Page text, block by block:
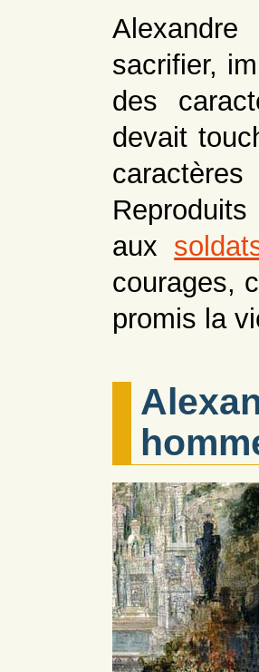
sacrifier,
des
devait
aux
courages,
promis la